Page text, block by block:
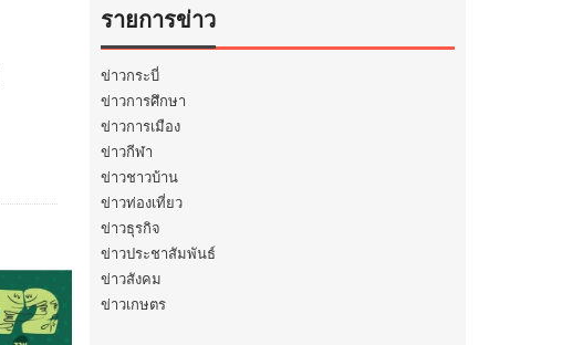
รายการข่าว
ข่าวกระบี่
ข่าวการศึกษา
ข่าวการเมือง
ข่าวกีฬา
ข่าวชาวบ้าน
ข่าวท่องเที่ยว
ข่าวธุรกิจ
ข่าวประชาสัมพันธ์
ข่าวสังคม
ข่าวเกษตร